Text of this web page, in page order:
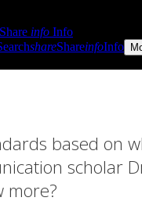
based on
scholar
more?